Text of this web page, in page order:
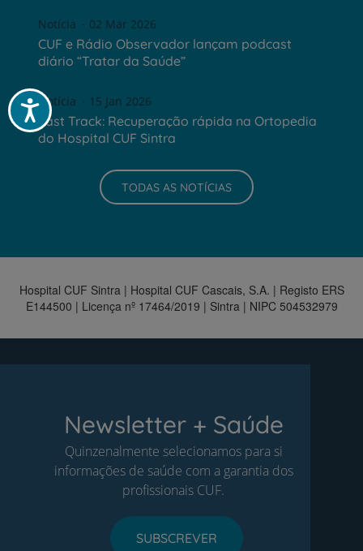
Acessibilidade
Notícia 02 Mar 2026
CUF e Rádio Observador lançam podcast
diário “Tratar da Saúde”
Notícia 15 Jan 2026
Fast Track: Recuperação rápida na Ortopedia
do Hospital CUF Sintra
TODAS AS NOTÍCIAS
Hospital CUF Sintra | Hospital CUF Cascais, S.A. | Registo ERS
E144500 | Licença nº 17464/2019 | Sintra | NIPC 504532979
Newsletter + Saúde
Quinzenalmente selecionamos para si
informações de saúde com a garantia dos
profissionais CUF.
SUBSCREVER